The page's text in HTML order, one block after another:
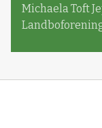
Michaela Toft